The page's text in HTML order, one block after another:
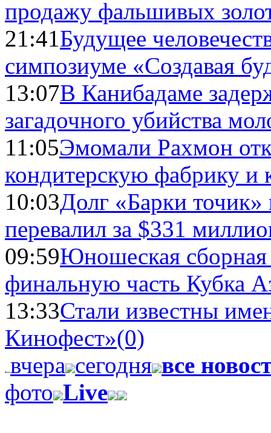
продажу фальшивых
21:41Будущее
симпозиуме «Создавая
13:07В Канибадаме
загадочного убийства
11:05Эмомали Рахмон
кондитерскую фабрику и
10:03Долг «Барки
перевалил за $331
09:59Юношеская
финальную часть Кубка
13:33Стали известны
Кинофест»(0)
вчера сегодня все
фото Live